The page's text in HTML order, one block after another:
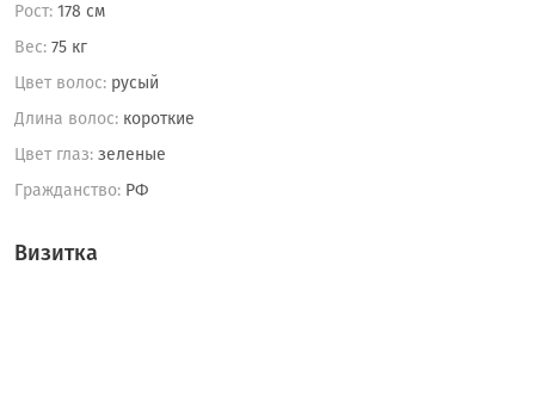
Рост: 178 см
Вес: 75 кг
Цвет волос: русый
Длина волос: короткие
Цвет глаз: зеленые
Гражданство: РФ
Визитка